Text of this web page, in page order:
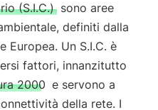
(S.I.C.) sono aree
definiti dalla
Europea. Un S.I.C. è
fattori, innanzitutto
2000 e servono a
della rete. I